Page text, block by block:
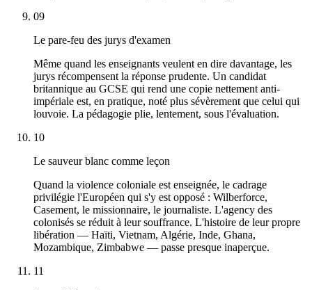
09
Le pare-feu des jurys d'examen
Même quand les enseignants veulent en dire davantage, les
jurys récompensent la réponse prudente. Un candidat
britannique au GCSE qui rend une copie nettement anti-
impériale est, en pratique, noté plus sévèrement que celui qui
louvoie. La pédagogie plie, lentement, sous l'évaluation.
10
Le sauveur blanc comme leçon
Quand la violence coloniale est enseignée, le cadrage
privilégie l'Européen qui s'y est opposé : Wilberforce,
Casement, le missionnaire, le journaliste. L'agency des
colonisés se réduit à leur souffrance. L'histoire de leur propre
libération — Haïti, Vietnam, Algérie, Inde, Ghana,
Mozambique, Zimbabwe — passe presque inaperçue.
11